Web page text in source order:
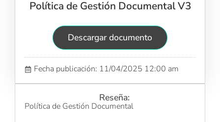
Política de Gestión Documental V3
Descargar documento
Fecha publicación: 11/04/2025 12:00 am
Reseña:
Política de Gestión Documental